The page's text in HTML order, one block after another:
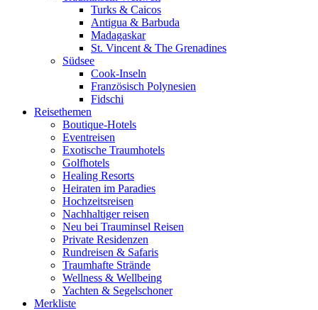
Turks & Caicos
Antigua & Barbuda
Madagaskar
St. Vincent & The Grenadines
Südsee
Cook-Inseln
Französisch Polynesien
Fidschi
Reisethemen
Boutique-Hotels
Eventreisen
Exotische Traumhotels
Golfhotels
Healing Resorts
Heiraten im Paradies
Hochzeitsreisen
Nachhaltiger reisen
Neu bei Trauminsel Reisen
Private Residenzen
Rundreisen & Safaris
Traumhafte Strände
Wellness & Wellbeing
Yachten & Segelschoner
Merkliste